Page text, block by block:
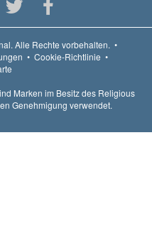
Alle Rechte vorbehalten. •
• Cookie-Richtlinie •
Marken im Besitz des Religious
Genehmigung verwendet.